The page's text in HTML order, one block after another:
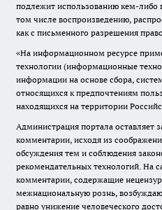
подлежит использованию кем-либо
том числе воспроизведению,
как с письменного разрешения
«На информационном ресурсе
технологии (информационные
информации на основе сбора,
относящихся к предпочтениям
находящихся на территории
Администрация портала оставляет
комментарии, исходя из
обсуждения тем и соблюдения
рекомендательных технологий. На
комментарии, содержащие
межнациональную рознь,
равно унижение человеческого